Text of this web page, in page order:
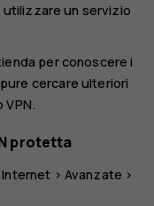
utilizzare un servizio
per conoscere i
cercare ulteriori
protetta
> Avanzate >